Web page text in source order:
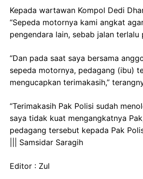
Kepada wartawan Kompol Dedi
“Sepeda motornya kami angkat
pengendara lain, sebab jalan terlalu
“Dan pada saat saya bersama
sepeda motornya, pedagang (ibu)
mengucapkan terimakasih,”
“Terimakasih Pak Polisi sudah
saya tidak kuat mengangkatnya
pedagang tersebut kepada Pak
||| Samsidar Saragih
Editor : Zul